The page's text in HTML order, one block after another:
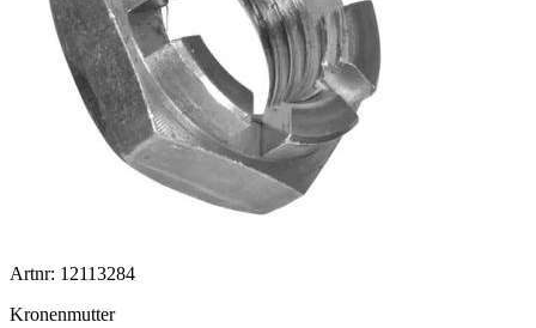
Artnr: 12113284
Kronenmutter